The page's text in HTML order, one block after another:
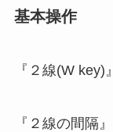
基本操作
『２線(W key)
『２線の間隔